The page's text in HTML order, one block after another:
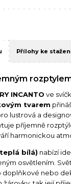
Přílohy ke
INCANTO ve
tvarem
lustrová a
příjemně
harmonickou
bílá) nabízí
osvětlením.
doplňkové nebo